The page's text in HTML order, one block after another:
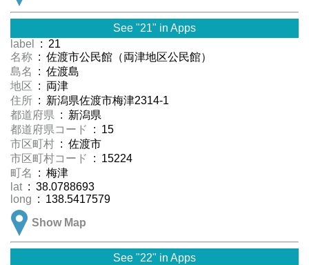
See "21" in Apps
label
: 21
名称 : 佐渡市公民館（両津地区公民館）
島名
: 佐渡島
地区 : 両津
住所 : 新潟県佐渡市梅津2314-1
都道府県 : 新潟県
都道府県コード
: 15
市区町村 : 佐渡市
市区町村コード
: 15224
町名
: 梅津
lat : 38.0788693
long : 138.5417579
Show Map
See "22" in Apps